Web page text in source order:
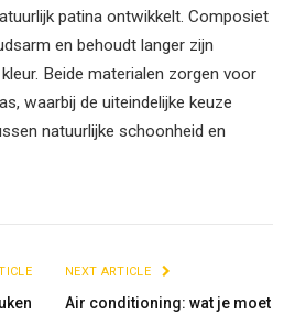
patina ontwikkelt. Composiet
en behoudt langer zijn
Beide materialen zorgen voor
waarbij de uiteindelijke keuze
natuurlijke schoonheid en
NEXT ARTICLE
Air conditioning: wat je moet